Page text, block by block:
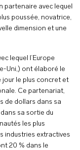
partenaire avec lequel
poussée, novatrice,
dimension et une
lequel l’Europe
Uni,) ont élaboré le
jour le plus concret et
Ce partenariat,
de dollars dans sa
sa sortie du
les plus
industries extractives
20 % dans le